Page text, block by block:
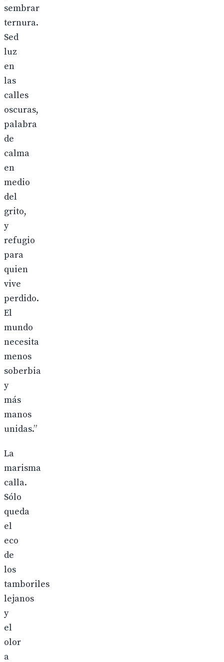
sembrar
ternura.
Sed
luz
en
las
calles
oscuras,
palabra
de
calma
en
medio
del
grito,
y
refugio
para
quien
vive
perdido.
El
mundo
necesita
menos
soberbia
y
más
manos
unidas.”
La
marisma
calla.
Sólo
queda
el
eco
de
los
tamboriles
lejanos
y
el
olor
a